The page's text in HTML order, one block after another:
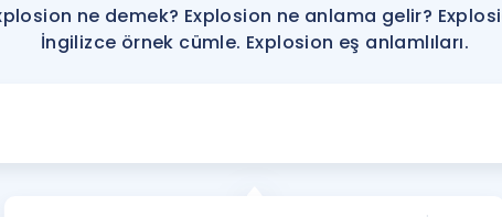
YDS ve YÖKDİL'e
Tüm ÖSYM
ne demek? Explosion ne anlama gelir?
İngilizce örnek cümle. Explosion eş anlamlıları.